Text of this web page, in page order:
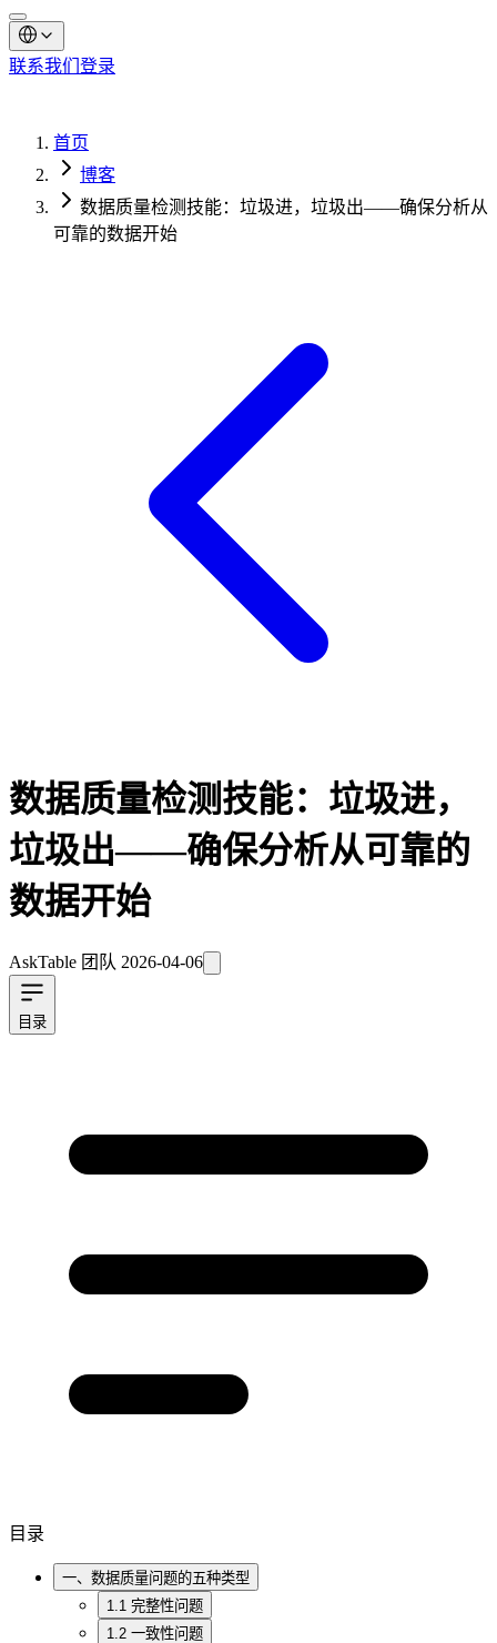
联系我们 登录
首页
博客
数据质量检测技能：垃圾进，垃圾出——确保分析从
可靠的数据开始
数据质量检测技能：垃圾进，
垃圾出——确保分析从可靠的
数据开始
AskTable 团队 2026-04-06
目录
目录
一、数据质量问题的五种类型
1.1 完整性问题
1.2 一致性问题